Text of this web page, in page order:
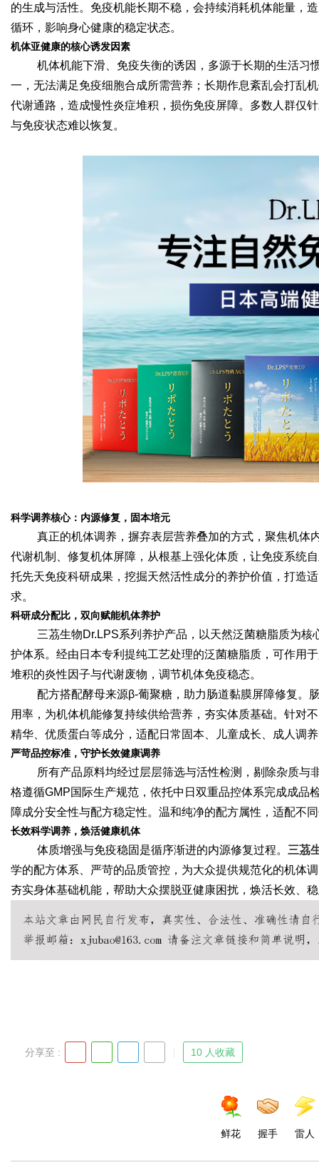
的生成与活性。免疫机能长期不稳，会持续消耗机体能量，
循环，影响身心健康的稳定状态。
机体亚健康的核心诱发因素
机体机能下滑、免疫失衡的诱因，多源于长期的生活习
一，无法满足免疫细胞合成所需营养；长期作息紊乱会打乱
代谢通路，造成慢性炎症堆积，损伤免疫屏障。多数人群仅
与免疫状态难以恢复。
科学调养核心：内源修复，固本培元
真正的机体调养，摒弃表层营养叠加的方式，聚焦机体
代谢机制、修复机体屏障，从根基上强化体质，让免疫系统
托先天免疫科研成果，挖掘天然活性成分的养护价值，打造
求。
科研成分配比，双向赋能机体养护
三茘生物Dr.LPS系列养护产品，以天然泛菌糖脂质为
护体系。经由日本专利提纯工艺处理的泛菌糖脂质，可作用
堆积的炎性因子与代谢废物，调节机体免疫稳态。
配方搭配酵母来源β-葡聚糖，助力肠道黏膜屏障修复。
用率，为机体机能修复持续供给营养，夯实体质基础。针对
精华、优质蛋白等成分，适配日常固本、儿童成长、成人调
严苛品控标准，守护长效健康调养
所有产品原料均经过层层筛选与活性检测，剔除杂质
格遵循GMP国际生产规范，依托中日双重品控体系完成成
障成分安全性与配方稳定性。温和纯净的配方属性，适配不
长效科学调养，焕活健康机体
体质增强与免疫稳固是循序渐进的内源修复过程。 三茘
学的配方体系、严苛的品质管控，为大众提供规范化的机体
夯实身体基础机能，帮助大众摆脱亚健康困扰，焕活长效、
分享至 : 10 人收藏
鲜花 握手 雷人